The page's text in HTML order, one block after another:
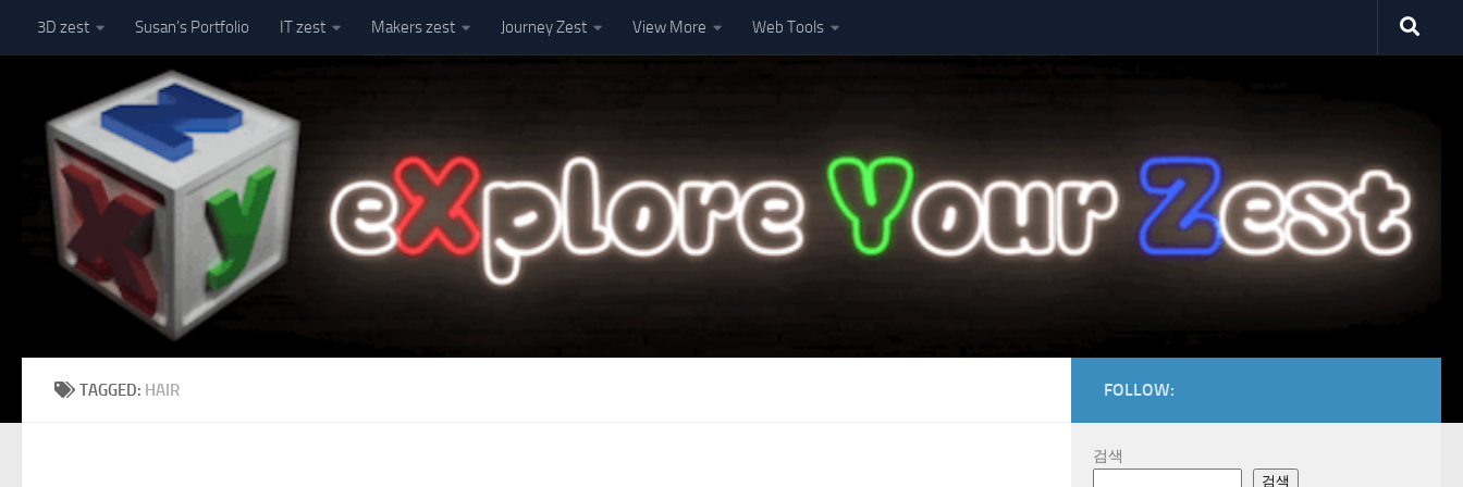
Skip to content
3D zest Susan’s Portfolio IT zest Makers zest Journey Zest View More Web Tools
TAGGED: HAIR FOLLOW:
검색
검색